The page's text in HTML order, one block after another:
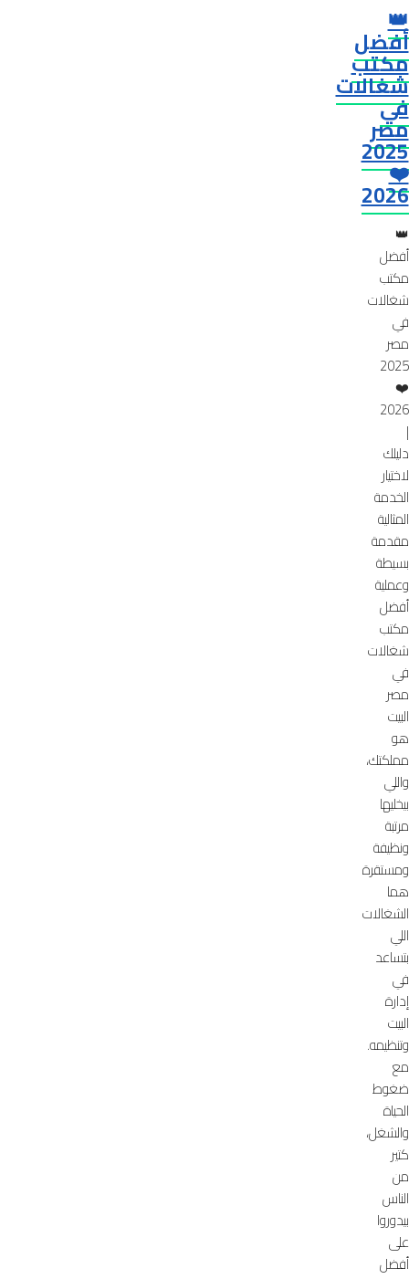
👑
أفضل
مكتب
شغالات
في
مصر
2025
❤️
2026
👑
أفضل
مكتب
شغالات
في
مصر
2025
❤️
2026
|
دليلك
لاختيار
الخدمة
المثالية
مقدمة
بسيطة
وعملية
أفضل
مكتب
شغالات
في
مصر
البيت
هو
مملكتك،
واللي
بيخليها
مرتبة
ونظيفة
ومستقرة
هما
الشغالات
اللي
بتساعد
في
إدارة
البيت
وتنظيمه.
مع
ضغوط
الحياة
والشغل،
كتير
من
الناس
بيدوروا
على
أفضل